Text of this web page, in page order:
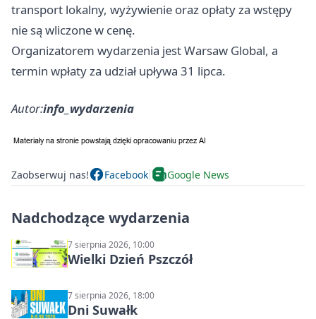
transport lokalny, wyżywienie oraz opłaty za wstępy
nie są wliczone w cenę.
Organizatorem wydarzenia jest Warsaw Global, a
termin wpłaty za udział upływa 31 lipca.
Autor:info_wydarzenia
Zaobserwuj nas! Facebook Google News
Nadchodzące wydarzenia
7 sierpnia 2026, 10:00
Wielki Dzień Pszczół
7 sierpnia 2026, 18:00
Dni Suwałk